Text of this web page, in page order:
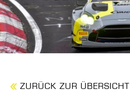
ZURÜCK ZUR ÜBERSICHT